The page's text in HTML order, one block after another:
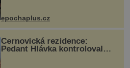
návštěvníků, kteří si vychutnávají
kultur...
epochaplus.cz
Černovická rezidence:
Pedant Hlávka kontroloval